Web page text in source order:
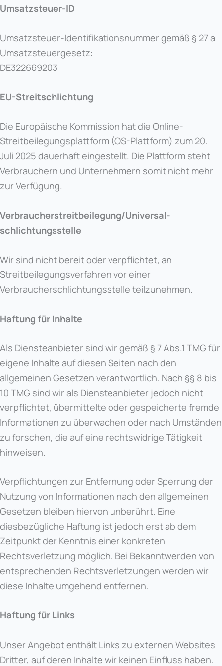
Umsatzsteuer-ID
Umsatzsteuer-Identifikationsnummer gemäß § 27 a
Umsatzsteuergesetz:
DE322669203
EU-Streitschlichtung
Die Europäische Kommission hat die Online-
Streitbeilegungsplattform (OS-Plattform) zum 20.
Juli 2025 dauerhaft eingestellt. Die Plattform steht
Verbrauchern und Unternehmern somit nicht mehr
zur Verfügung.
Verbraucher­streit­beilegung/Universal­
schlichtungs­stelle
Wir sind nicht bereit oder verpflichtet, an
Streitbeilegungsverfahren vor einer
Verbraucherschlichtungsstelle teilzunehmen.
Haftung für Inhalte
Als Diensteanbieter sind wir gemäß § 7 Abs.1 TMG für
eigene Inhalte auf diesen Seiten nach den
allgemeinen Gesetzen verantwortlich. Nach §§ 8 bis
10 TMG sind wir als Diensteanbieter jedoch nicht
verpflichtet, übermittelte oder gespeicherte fremde
Informationen zu überwachen oder nach Umständen
zu forschen, die auf eine rechtswidrige Tätigkeit
hinweisen.
Verpflichtungen zur Entfernung oder Sperrung der
Nutzung von Informationen nach den allgemeinen
Gesetzen bleiben hiervon unberührt. Eine
diesbezügliche Haftung ist jedoch erst ab dem
Zeitpunkt der Kenntnis einer konkreten
Rechtsverletzung möglich. Bei Bekanntwerden von
entsprechenden Rechtsverletzungen werden wir
diese Inhalte umgehend entfernen.
Haftung für Links
Unser Angebot enthält Links zu externen Websites
Dritter, auf deren Inhalte wir keinen Einfluss haben.